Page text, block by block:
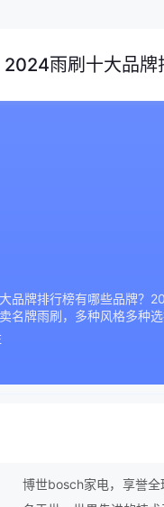
2024雨刷十大品
品牌排行榜有哪些品牌？
名牌雨刷，多种风格多种选
博世bosch家电，享誉